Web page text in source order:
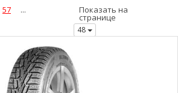
57
...
Показать на
странице
48